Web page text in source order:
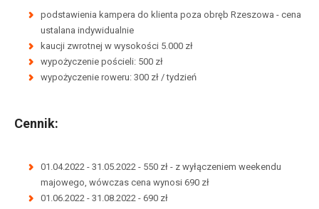
podstawienia kampera do klienta poza obręb Rzeszowa - cena
ustalana indywidualnie
kaucji zwrotnej w wysokości 5.000 zł
wypożyczenie pościeli: 500 zł
wypożyczenie roweru: 300 zł / tydzień
Cennik:
01.04.2022 - 31.05.2022 - 550 zł - z wyłączeniem weekendu
majowego, wówczas cena wynosi 690 zł
01.06.2022 - 31.08.2022 - 690 zł